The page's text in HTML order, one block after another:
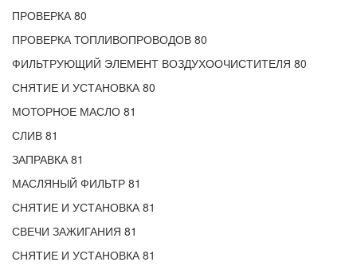
ПРОВЕРКА 80
ПРОВЕРКА ТОПЛИВОПРОВОДОВ 80
ФИЛЬТРУЮЩИЙ ЭЛЕМЕНТ ВОЗДУХООЧИСТИТЕЛЯ 80
СНЯТИЕ И УСТАНОВКА 80
МОТОРНОЕ МАСЛО 81
СЛИВ 81
ЗАПРАВКА 81
МАСЛЯНЫЙ ФИЛЬТР 81
СНЯТИЕ И УСТАНОВКА 81
СВЕЧИ ЗАЖИГАНИЯ 81
СНЯТИЕ И УСТАНОВКА 81